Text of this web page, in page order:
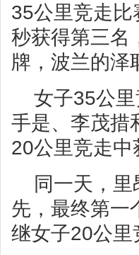
35公里竞走
秒获得第三名
牌，波兰的泽
女子35公
手是、李茂措
20公里竞走中
同一天，
先，最终第一
继女子20公